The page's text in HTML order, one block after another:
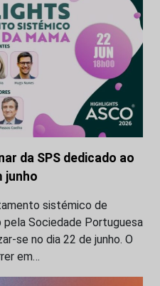
da SPS dedicado ao
junho
sistémico de
pela Sociedade Portuguesa
se no dia 22 de junho. O
em…